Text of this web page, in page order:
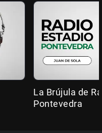
La Brújula de
Pontevedra